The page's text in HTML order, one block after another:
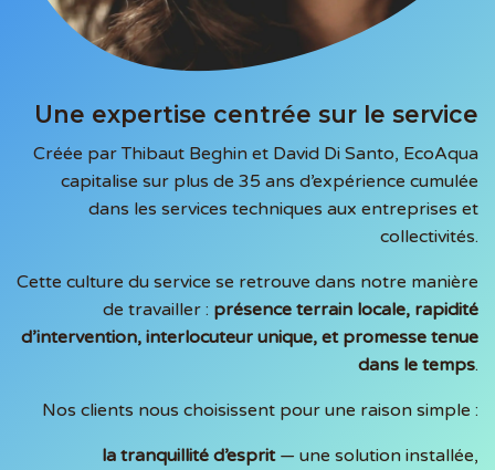
Une expertise centrée sur le service
Créée par Thibaut Beghin et David Di Santo, EcoAqua
capitalise sur plus de 35 ans d’expérience cumulée
dans les services techniques aux entreprises et
collectivités.
​Cette culture du service se retrouve dans notre manière
de travailler : présence terrain locale, rapidité
d’intervention, interlocuteur unique, et promesse tenue
dans le temps.
Nos clients nous choisissent pour une raison simple :
la tranquillité d’esprit— une solution installée,